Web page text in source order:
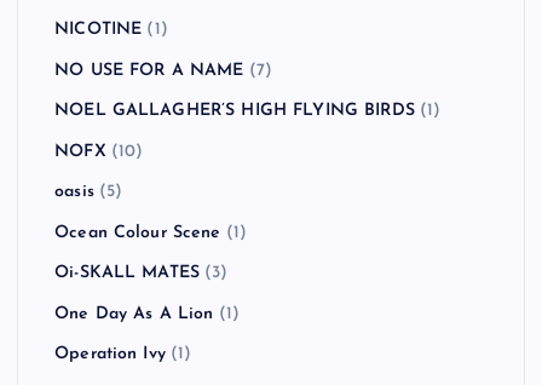
NICOTINE (1)
NO USE FOR A NAME (7)
NOEL GALLAGHER’S HIGH FLYING BIRDS(1)
NOFX (10)
oasis(5)
Ocean Colour Scene (1)
Oi-SKALL MATES (3)
One Day As A Lion (1)
Operation Ivy(1)